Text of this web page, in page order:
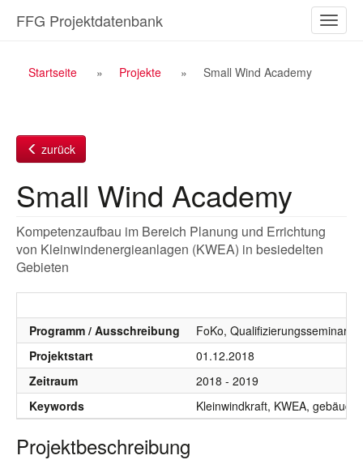
Inhalt
ein-/
FFG Projektdatenbank
Breadcrumb
Startseite Projekte Small Wind Academy
zurück
Small Wind Academy
Kompetenzaufbau im Bereich Planung und Errichtung
von Kleinwindenergieanlagen (KWEA) in besiedelten
Gebieten
Programm / Ausschreibung
FoKo,
Projektstart
01.12.2018
Zeitraum
2018 - 2019
Keywords
Kleinwindkraft, KWEA,
Projektbeschreibung